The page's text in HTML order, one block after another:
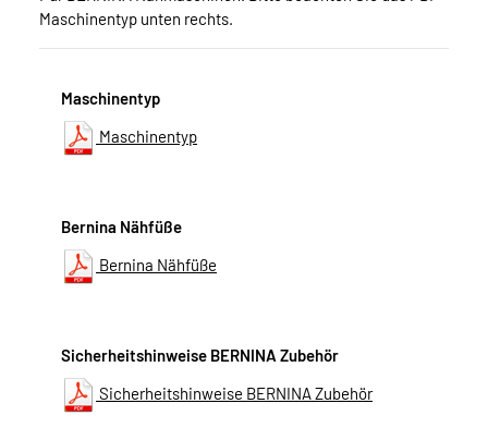
Maschinentyp unten rechts.
Maschinentyp
Maschinentyp
Bernina Nähfüße
Bernina Nähfüße
Sicherheitshinweise BERNINA Zubehör
Sicherheitshinweise BERNINA Zubehör